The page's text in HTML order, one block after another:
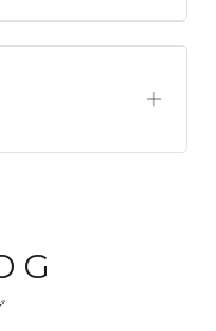
で、何着でも
に合う小物や
ィネートをご